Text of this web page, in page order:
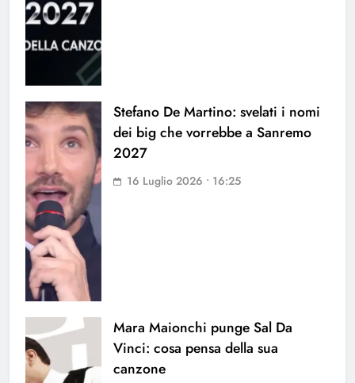
Stefano De Martino: svelati i nomi
dei big che vorrebbe a Sanremo
2027
16 Luglio 2026 • 16:25
Mara Maionchi punge Sal Da
Vinci: cosa pensa della sua
canzone